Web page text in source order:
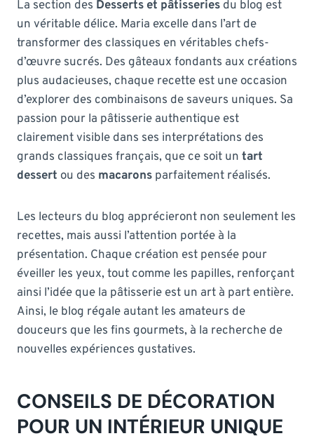
La section des Desserts et pâtisseries du blog est
un véritable délice. Maria excelle dans l’art de
transformer des classiques en véritables chefs-
d’œuvre sucrés. Des gâteaux fondants aux créations
plus audacieuses, chaque recette est une occasion
d’explorer des combinaisons de saveurs uniques. Sa
passion pour la pâtisserie authentique est
clairement visible dans ses interprétations des
grands classiques français, que ce soit un tart
dessert ou des macarons parfaitement réalisés.
Les lecteurs du blog apprécieront non seulement les
recettes, mais aussi l’attention portée à la
présentation. Chaque création est pensée pour
éveiller les yeux, tout comme les papilles, renforçant
ainsi l’idée que la pâtisserie est un art à part entière.
Ainsi, le blog régale autant les amateurs de
douceurs que les fins gourmets, à la recherche de
nouvelles expériences gustatives.
CONSEILS DE DÉCORATION
POUR UN INTÉRIEUR UNIQUE